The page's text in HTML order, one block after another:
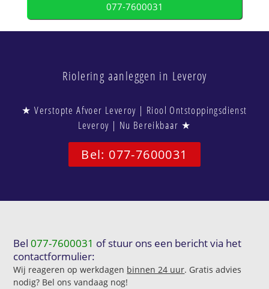
077-7600031
Riolering aanleggen in Leveroy
★ Verstopte Afvoer Leveroy | Riool Ontstoppingsdienst
Leveroy | Nu Bereikbaar ★
Bel: 077-7600031
Bel077-7600031 of stuur ons een bericht via het
contactformulier:
Wij reageren op werkdagen binnen 24 uur. Gratis advies
nodig? Bel ons vandaag nog!